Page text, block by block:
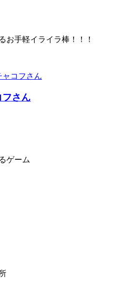
お手軽イライラ棒！！！
フさん
ゲーム